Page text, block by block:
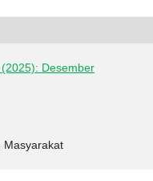
Desember
Masyarakat